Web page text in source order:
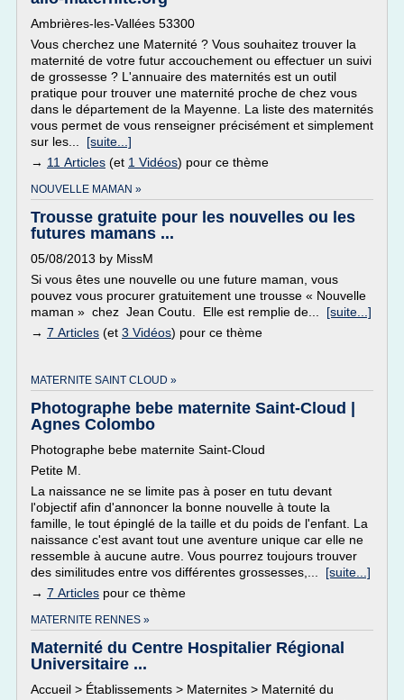
Ambrières-les-Vallées 53300
Vous cherchez une Maternité ? Vous souhaitez trouver la
maternité de votre futur accouchement ou effectuer un suivi
de grossesse ? L'annuaire des maternités est un outil
pratique pour trouver une maternité proche de chez vous
dans le département de la Mayenne. La liste des maternités
vous permet de vous renseigner précisément et simplement
sur les... [suite...]
→ 11 Articles (et 1 Vidéos) pour ce thème
NOUVELLE MAMAN »
Trousse gratuite pour les nouvelles ou les
futures mamans ...
05/08/2013 by MissM
Si vous êtes une nouvelle ou une future maman, vous
pouvez vous procurer gratuitement une trousse « Nouvelle
maman » chez Jean Coutu. Elle est remplie de... [suite...]
→ 7 Articles (et 3 Vidéos) pour ce thème
MATERNITE SAINT CLOUD »
Photographe bebe maternite Saint-Cloud |
Agnes Colombo
Photographe bebe maternite Saint-Cloud
Petite M.
La naissance ne se limite pas à poser en tutu devant
l'objectif afin d'annoncer la bonne nouvelle à toute la
famille, le tout épinglé de la taille et du poids de l'enfant. La
naissance c'est avant tout une aventure unique car elle ne
ressemble à aucune autre. Vous pourrez toujours trouver
des similitudes entre vos différentes grossesses,... [suite...]
→ 7 Articles pour ce thème
MATERNITE RENNES »
Maternité du Centre Hospitalier Régional
Universitaire ...
Accueil > Établissements > Maternites > Maternité du